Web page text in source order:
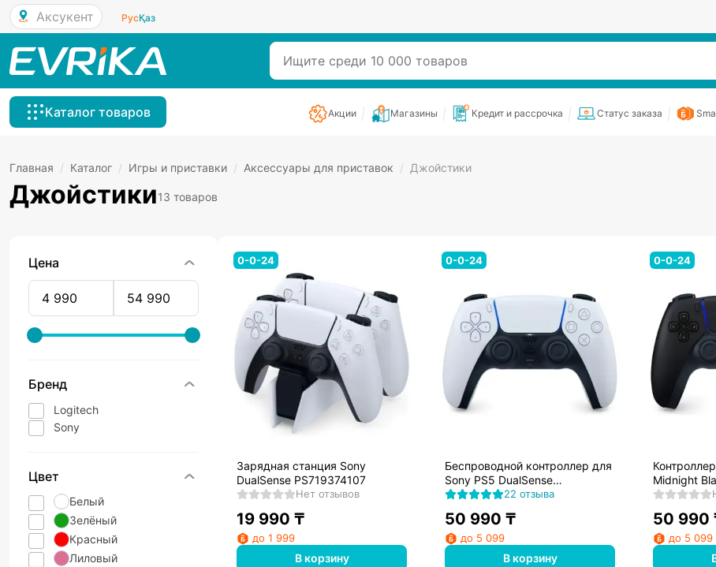
Аксукент РусҚаз
Каталог товаров Акции Магазины Кредит и рассрочка Статус заказа
Главная / Каталог / Игры и приставки / Аксессуары для приставок / Джойстики
Джойстики13 товаров
Цена
Бренд
Logitech
Sony
Цвет
Белый
Зелёный
Красный
Лиловый
0-0-24
Зарядная станция Sony
DualSense PS719374107
Нет отзывов
19 990 ₸
до 1 999
В корзину
0-0-24
Беспроводной контроллер для
Sony PS5 DualSense
PS71939990222 отзыва
50 990 ₸
до 5 099
В корзину
0-0-24
Midnight
50 990
до 5 099